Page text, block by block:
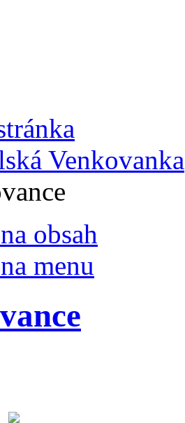
Venkovanka
obsah
menu